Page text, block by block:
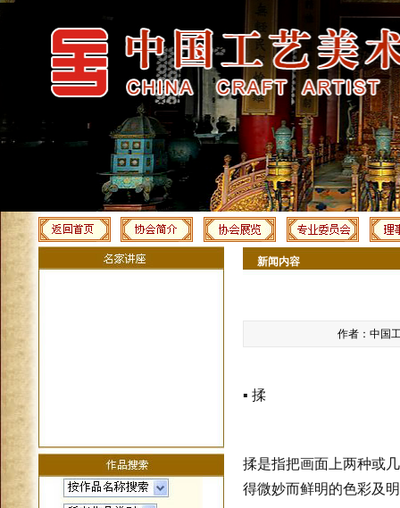
新闻内容
作者：中国
▪ 揉
揉是指把画面上两种或
得微妙而鲜明的色彩及